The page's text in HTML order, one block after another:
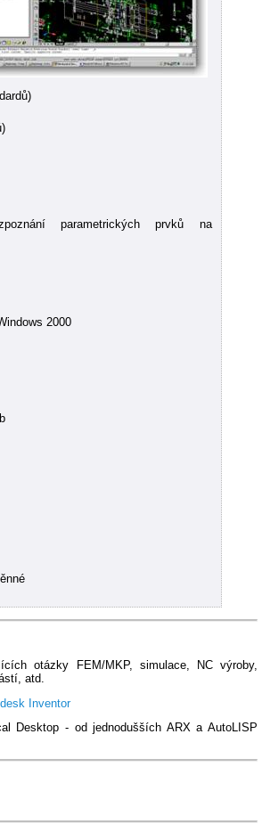
parametrických prvků na
2000
otázky FEM/MKP, simulace, NC výroby,
atd.
Inventor
Desktop - od jednodušších ARX a AutoLISP